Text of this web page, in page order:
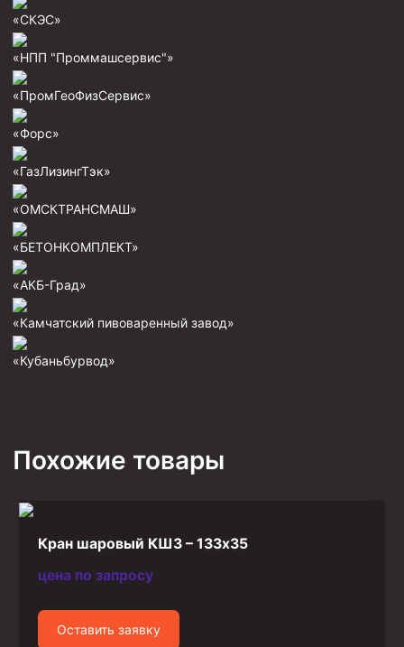
Скреперы механические
Штанголовки
Шламометаллоуловитель ШМУ
Обурочный комплекс ОК
заводным зубом
Магнитные ловители
Фрезеры арбузообразные
Калибраторы расширители
Райберы конусные
Ключи
Фрезерующие инструменты
Клинья — отклонители
Метчики ловильные
«СКЭС»
«НПП "Проммашсервис"»
«ПромГеоФизСервис»
«Форс»
«ГазЛизингТэк»
«ОМСКТРАНСМАШ»
«БЕТОНКОМПЛЕКТ»
«АКБ-Град»
«Камчатский пивоваренный завод»
«Кубаньбурвод»
Похожие товары
Кран шаровый КШЗ – 133х35
цена по запросу
Оставить заявку